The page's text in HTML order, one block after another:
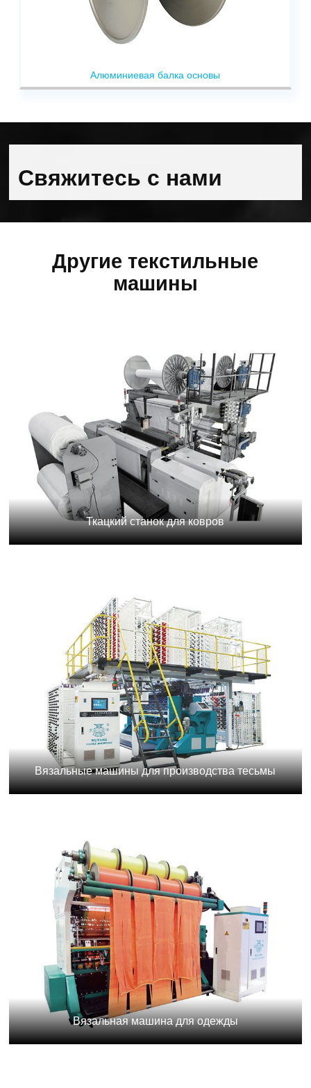
Алюминиевая балка основы
Свяжитесь с нами
Другие текстильные
машины
Ткацкий станок для ковров
Вязальные машины для производства тесьмы
Вязальная машина для одежды